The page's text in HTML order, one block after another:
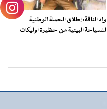
واد الناقة: إطلاق الحملة الوطنية
للسياحة البيئية من حظيرة آوليكات